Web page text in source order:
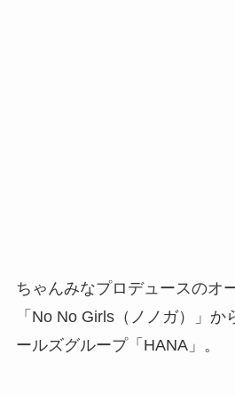
ちゃんみなプロデュースのオ
「No No Girls（ノノガ）」
ールズグループ「HANA」。